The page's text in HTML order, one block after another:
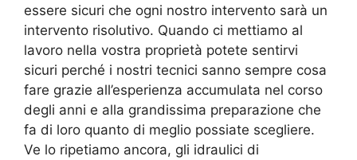
essere sicuri che ogni nostro intervento sarà un
intervento risolutivo. Quando ci mettiamo al
lavoro nella vostra proprietà potete sentirvi
sicuri perché i nostri tecnici sanno sempre cosa
fare grazie all’esperienza accumulata nel corso
degli anni e alla grandissima preparazione che
fa di loro quanto di meglio possiate scegliere.
Ve lo ripetiamo ancora, gli idraulici di